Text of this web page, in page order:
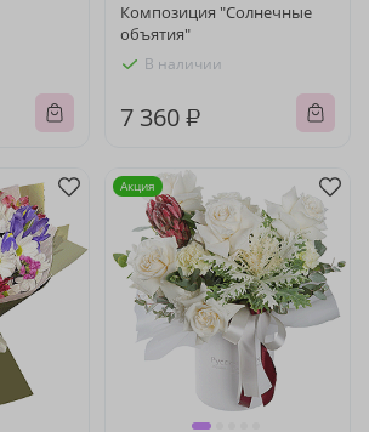
Композиция "Солнечные
объятия"
В наличии
7 360 ₽
Акция